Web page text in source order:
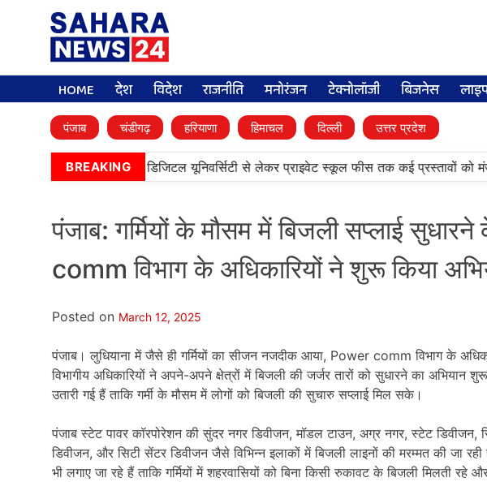
HOME देश विदेश राजनीति मनोरंजन टेक्नोलॉजी बिजनेस
पंजाब चंडीगढ़ हरियाणा हिमाचल दिल्ली उत्तर प्रदेश
BREAKING
मान कैबिनेट के बड़े फैसले, डिजिटल यूनिवर्सिटी से लेकर प्राइवेट स्कूल फीस तक कई प्रस्तावों को
पंजाब: गर्मियों के मौसम में बिजली सप्लाई
comm विभाग के अधिकारियों ने शुरू किया
Posted on March 12, 2025
पंजाब। लुधियाना में जैसे ही गर्मियों का सीजन नजदीक आया, Power comm विभाग के
विभागीय अधिकारियों ने अपने-अपने क्षेत्रों में बिजली की जर्जर तारों को सुधारने का अभियान
उतारी गई हैं ताकि गर्मी के मौसम में लोगों को बिजली की सुचारु सप्लाई मिल सके।
पंजाब स्टेट पावर कॉरपोरेशन की सुंदर नगर डिवीजन, मॉडल टाउन, अग्र नगर, स्टेट डिवीजन,
डिवीजन, और सिटी सेंटर डिवीजन जैसे विभिन्न इलाकों में बिजली लाइनों की मरम्मत की जा रही
भी लगाए जा रहे हैं ताकि गर्मियों में शहरवासियों को बिना किसी रुकावट के बिजली मिलती